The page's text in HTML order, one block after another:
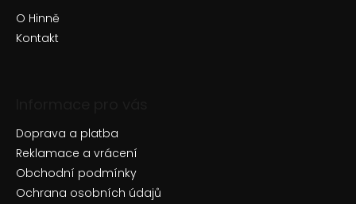
O Hinně
Kontakt
Doprava a platba
Reklamace a vrácení
Obchodní podmínky
Ochrana osobních údajů